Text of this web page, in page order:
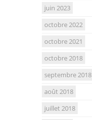
juin 2023
octobre 2022
octobre 2021
octobre 2018
septembre 2018
août 2018
juillet 2018